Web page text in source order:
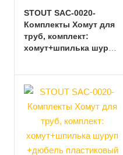
STOUT SAC-0020-
Комплекты Хомут для
труб, комплект:
хомут+шпилька шуруп